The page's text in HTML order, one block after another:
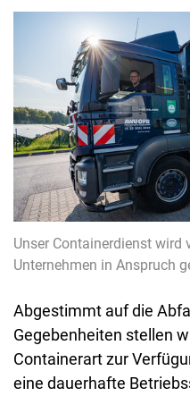
Unser Containerdienst wird
Unternehmen in Anspruch
Abgestimmt auf die
Gegebenheiten stellen
Containerart zur
eine dauerhafte